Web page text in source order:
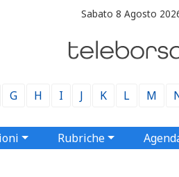
Sabato 8 Agosto
G H I J K L M
Rubriche